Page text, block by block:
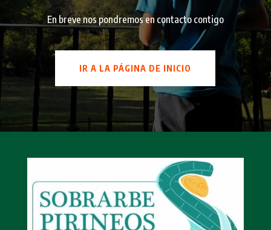
En breve nos pondremos en contacto contigo
IR A LA PÁGINA DE INICIO